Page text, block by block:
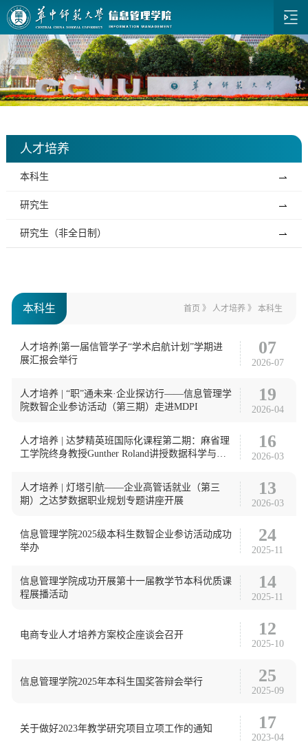
人才培养
本科生
研究生
研究生（非全日制）
本科生 首页 》 人才培养 》本科生
人才培养|第一届信管学子“学术启航计划”学期进
展汇报会举行
07
2026-07
人才培养 | “职”通未来·企业探访行——信息管理学
院数智企业参访活动（第三期）走进MDPI
19
2026-04
人才培养 | 达梦精英班国际化课程第二期：麻省理
工学院终身教授Gunther Roland讲授数据科学与人
16
2026-03
人才培养 | 灯塔引航——企业高管话就业（第三
期）之达梦数据职业规划专题讲座开展
13
2026-03
信息管理学院2025级本科生数智企业参访活动成功
举办
24
2025-11
信息管理学院成功开展第十一届教学节本科优质课
程展播活动
14
2025-11
电商专业人才培养方案校企座谈会召开 12
2025-10
信息管理学院2025年本科生国奖答辩会举行 25
2025-09
关于做好2023年教学研究项目立项工作的通知 17
2023-04